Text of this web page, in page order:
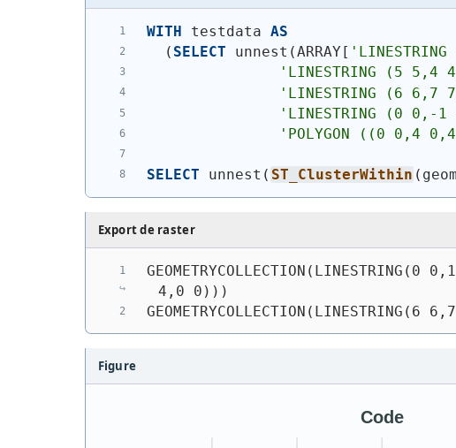
WITH testdata AS
( SELECT unnest (ARRAY[ '
' LINESTRING (5 5,4
' LINESTRING (6 6,7
' LINESTRING (0 0,-
' POLYGON ((0 0,4
SELECT unnest ( ST_ClusterWithin (
Export de raster
4,0 0)))
GEOMETRYCOLLECTION(LINESTRING(6
Figure